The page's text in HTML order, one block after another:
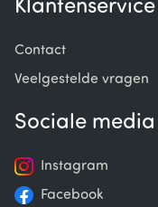
Klantenservice
Contact
Veelgestelde vragen
Sociale media
Instagram
Facebook